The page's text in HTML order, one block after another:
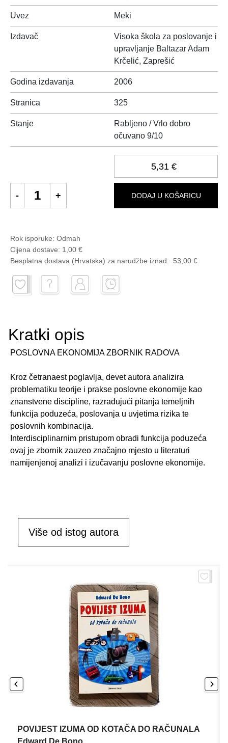
Uvez Meki
Izdavač
Visoka škola za poslovanje i
upravljanje Baltazar Adam
Krčelić, Zaprešić
Godina izdavanja 2006
Stranica 325
Stanje
Rabljeno / Vrlo dobro
očuvano 9/10
5,31 €
DODAJ U KOŠARICU
Rok isporuke: Odmah
Cijena dostave: 1,00 €
Besplatna dostava (Hrvatska) za narudžbe iznad: 53,00 €
Kratki opis
POSLOVNA EKONOMIJA ZBORNIK RADOVA
Kroz četranaest poglavlja, devet autora analizira
problematiku teorije i prakse poslovne ekonomije kao
znanstvene discipline, razrađujući pitanja temeljnih
funkcija poduzeća, poslovanja u uvjetima rizika te
poslovnih kombinacija.
Interdisciplinarnim pristupom obradi funkcija poduzeća
ovaj je zbornik zauzeo značajno mjesto u literaturi
namijenjenoj analizi i izučavanju poslovne ekonomije.
Više od istog autora
POVIJEST IZUMA OD KOTAČA DO RAČUNALA
Edward De Bono